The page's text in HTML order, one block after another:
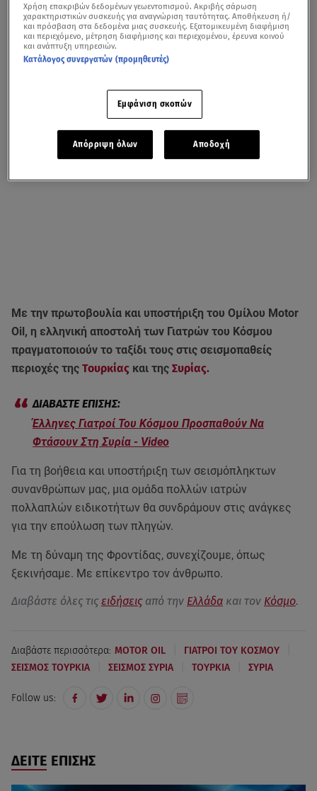
Με την πρωτοβουλία και υποστήριξη του Ομίλου Motor
Oil, η ελληνική αποστολή των Γιατρών του Κόσμου
πραγματοποιούν το ταξίδι τους στις σεισμοπαθείς
περιοχές της Τουρκίας και της Συρίας.
Έλληνες Γιατροί Του Κόσμου Προσπαθούν Να
Φτάσουν Στη Συρία - Video
Για τη βοήθεια και υποστήριξη των σεισμόπληκτων
συνανθρώπων μας, μια ομάδα πολλών ιατρών
πολλαπλών ειδικοτήτων θα συνδράμουν στις ανάγκες
για την επούλωση των πληγών.
Με τη δύναμη της Φροντίδας, συνεχίζουμε, όπως
ξεκινήσαμε. Με επίκεντρο τον άνθρωπο.
Διαβάστε όλες τις ειδήσεις από την Ελλάδα και τον Κόσμο.
Διαβάστε περισσότερα: MOTOR OIL ΓΙΑΤΡΟΙ ΤΟΥ ΚΟΣΜΟΥ
ΣΕΙΣΜΟΣ ΤΟΥΡΚΙΑ ΣΕΙΣΜΟΣ ΣΥΡΙΑ ΤΟΥΡΚΙΑ ΣΥΡΙΑ
Follow us:
ΔΕΙΤΕ ΕΠΙΣΗΣ
Χρήση επακριβών δεδομένων γεωεντοπισμού. Ακριβής σάρωση
χαρακτηριστικών συσκευής για αναγνώριση ταυτότητας. Αποθήκευση ή/
και πρόσβαση στα δεδομένα μιας συσκευής. Εξατομικευμένη διαφήμιση
και περιεχόμενο, μέτρηση διαφήμισης και περιεχομένου, έρευνα κοινού
και ανάπτυξη υπηρεσιών.
Κατάλογος συνεργατών (προμηθευτές)
Εμφάνιση σκοπών
Απόρριψη όλων Αποδοχή